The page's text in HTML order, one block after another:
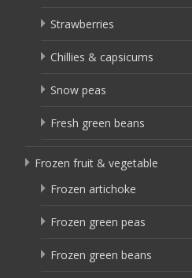
Strawberries
Chillies & capsicums
Snow peas
Fresh green beans
Frozen fruit & vegetable
Frozen artichoke
Frozen green peas
Frozen green beans